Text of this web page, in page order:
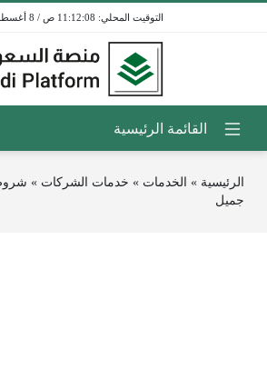
11:12:08 ص / 8 أغسطس 2026
الرئيسية » الخدمات » خدمات الشركات »
جميل